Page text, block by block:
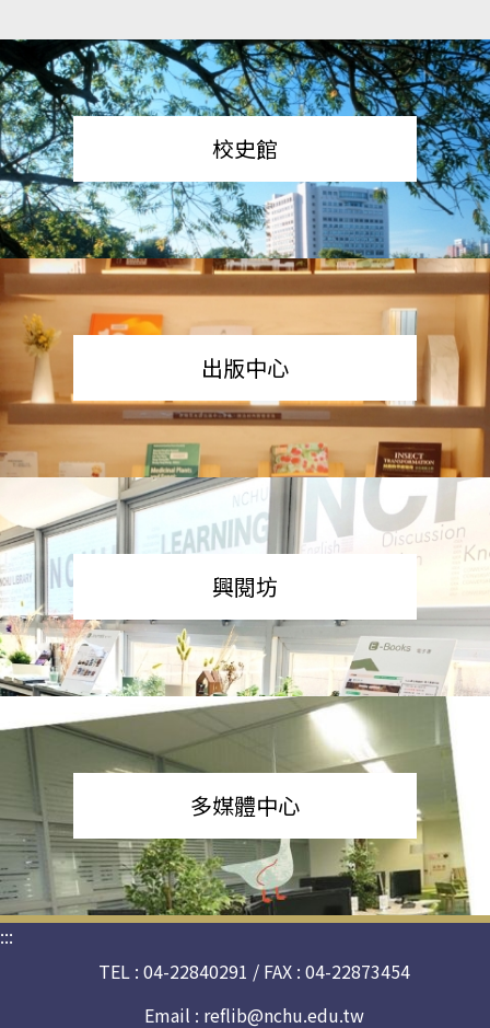
校史館
出版中心
興閱坊
多媒體中心
:::
TEL : 04-22840291 / FAX : 04-22873454
Email : reflib@nchu.edu.tw